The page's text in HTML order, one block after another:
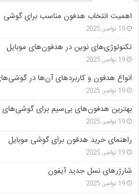
اهمیت انتخاب هدفون مناسب برای گوشی
19 نوامبر, 2025
تکنولوژی‌های نوین در هدفون‌های موبایل
19 نوامبر, 2025
انواع هدفون و کاربردهای آن‌ها در
19 نوامبر, 2025
بهترین هدفون‌های بی‌سیم برای گوشی‌های
19 نوامبر, 2025
راهنمای خرید هدفون برای گوشی موبایل
19 نوامبر, 2025
شارژرهای نسل جدید آیفون
19 نوامبر, 2025